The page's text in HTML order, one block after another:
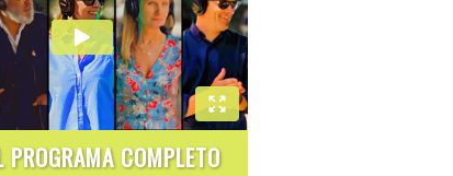
PROGRAMA COMPLETO